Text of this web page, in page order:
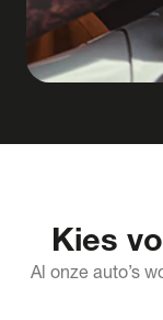
Kies
Al onze auto’s